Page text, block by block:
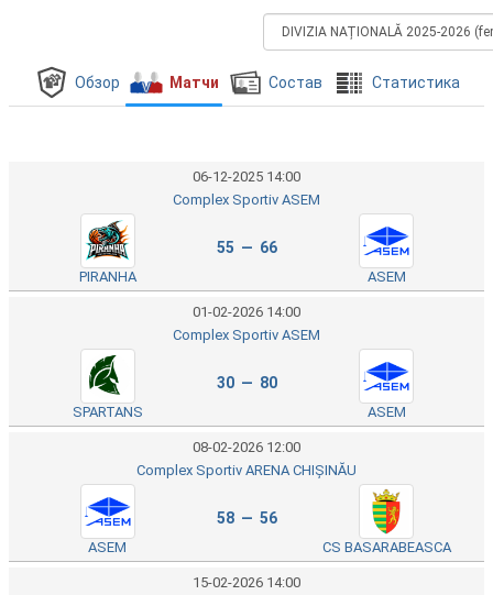
Обзор Матчи Состав Cтатистика
06-12-2025 14:00
Complex Sportiv ASEM
PIRANHA
55 — 66
ASEM
01-02-2026 14:00
Complex Sportiv ASEM
SPARTANS
30 — 80
ASEM
08-02-2026 12:00
Complex Sportiv ARENA CHIȘINĂU
ASEM
58 — 56
CS BASARABEASCA
15-02-2026 14:00